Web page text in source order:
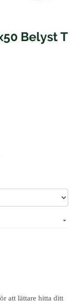
Belyst T
att lättare hitta ditt